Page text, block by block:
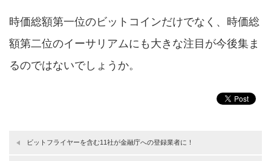
時価総額第一位のビットコインだけでなく、時価総
額第二位のイーサリアムにも大きな注目が今後集ま
るのではないでしょうか。
ビットフライヤーを含む11社が金融庁への登録業者に！